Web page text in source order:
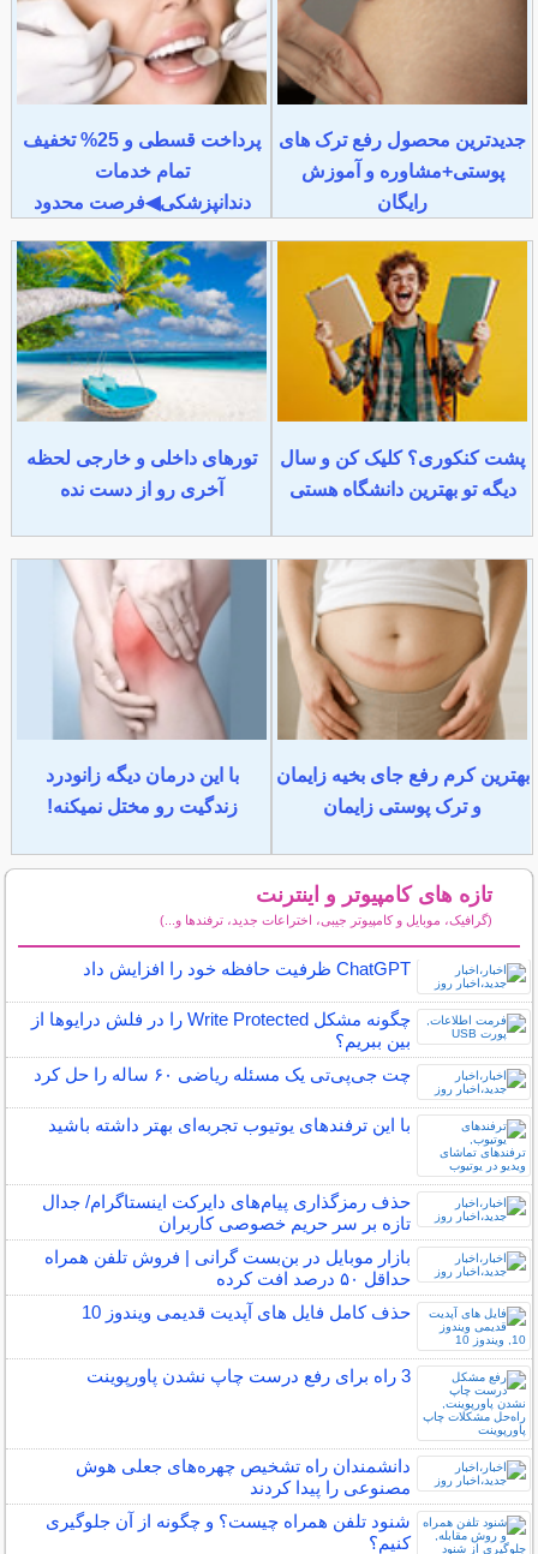
جدیدترین محصول رفع ترک های
پوستی+مشاوره و آموزش
رایگان
پرداخت قسطی و 25% تخفیف
تمام خدمات
دندانپزشکی◀فرصت محدود
پشت کنکوری؟ کلیک کن و سال
دیگه تو بهترین دانشگاه هستی
تورهای داخلی و خارجی لحظه
آخری رو از دست نده
بهترین کرم رفع جای بخیه زایمان
و ترک پوستی زایمان
با این درمان دیگه زانودرد
زندگیت رو مختل نمیکنه!
تازه های کامپیوتر و اینترنت
(گرافیک، موبایل و کامپیوتر جیبی، اختراعات جدید، ترفندها و...)
ChatGPT ظرفیت حافظه خود را افزایش داد
چگونه مشکل Write Protected را در فلش درایو‌ها از
بین ببریم؟
چت ‌جی‌پی‌تی یک مسئله ریاضی ۶۰ ساله را حل کرد
با این ترفندهای یوتیوب تجربه‌ای بهتر داشته باشید
حذف رمزگذاری پیام‌های دایرکت اینستاگرام/ جدال
تازه بر سر حریم خصوصی کاربران
بازار موبایل در بن‌بست گرانی | فروش تلفن همراه
حداقل ۵۰ درصد افت کرده
حذف کامل فایل های آپدیت قدیمی ویندوز 10
3 راه برای رفع درست چاپ نشدن پاورپوینت
دانشمندان راه تشخیص چهره‌های جعلی هوش
مصنوعی را پیدا کردند
شنود تلفن همراه چیست؟ و چگونه از آن جلوگیری
کنیم؟